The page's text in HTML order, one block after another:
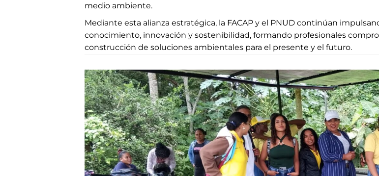
medio ambiente.
Mediante esta alianza estratégica, la FACAP y el PNUD continúan
conocimiento, innovación y sostenibilidad, formando profesionales
construcción de soluciones ambientales para el presente y el futuro.